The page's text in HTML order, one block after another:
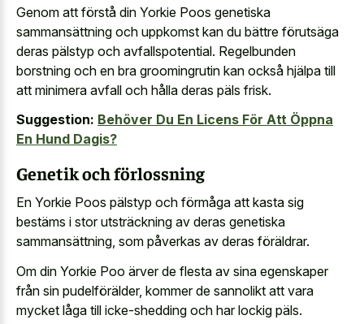
Genom att förstå din Yorkie Poos genetiska
sammansättning och uppkomst kan du bättre förutsäga
deras pälstyp och avfallspotential. Regelbunden
borstning och en bra groomingrutin kan också hjälpa till
att minimera avfall och hålla deras päls frisk.
Suggestion: Behöver Du En Licens För Att Öppna
En Hund Dagis?
Genetik och förlossning
En Yorkie Poos pälstyp och förmåga att kasta sig
bestäms i stor utsträckning av deras genetiska
sammansättning, som påverkas av deras föräldrar.
Om din Yorkie Poo ärver de flesta av sina egenskaper
från sin pudelförälder, kommer de sannolikt att vara
mycket låga till icke-shedding och har lockig päls.